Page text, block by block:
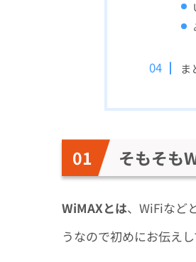
ま
そもそも
WiMAXとは、WiFiなど
うなので初めにお伝えし